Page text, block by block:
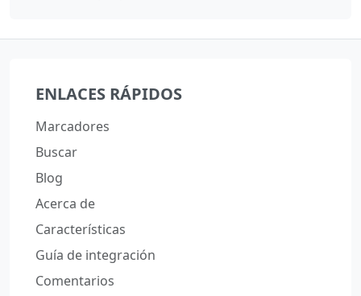
ENLACES RÁPIDOS
Marcadores
Buscar
Blog
Acerca de
Características
Guía de integración
Comentarios